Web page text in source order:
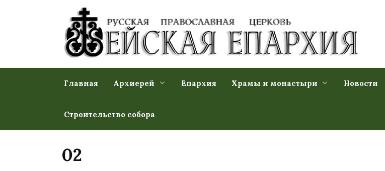
Главная Архиерей Епархия Храмы и монастыри Новости
Строительство собора
02